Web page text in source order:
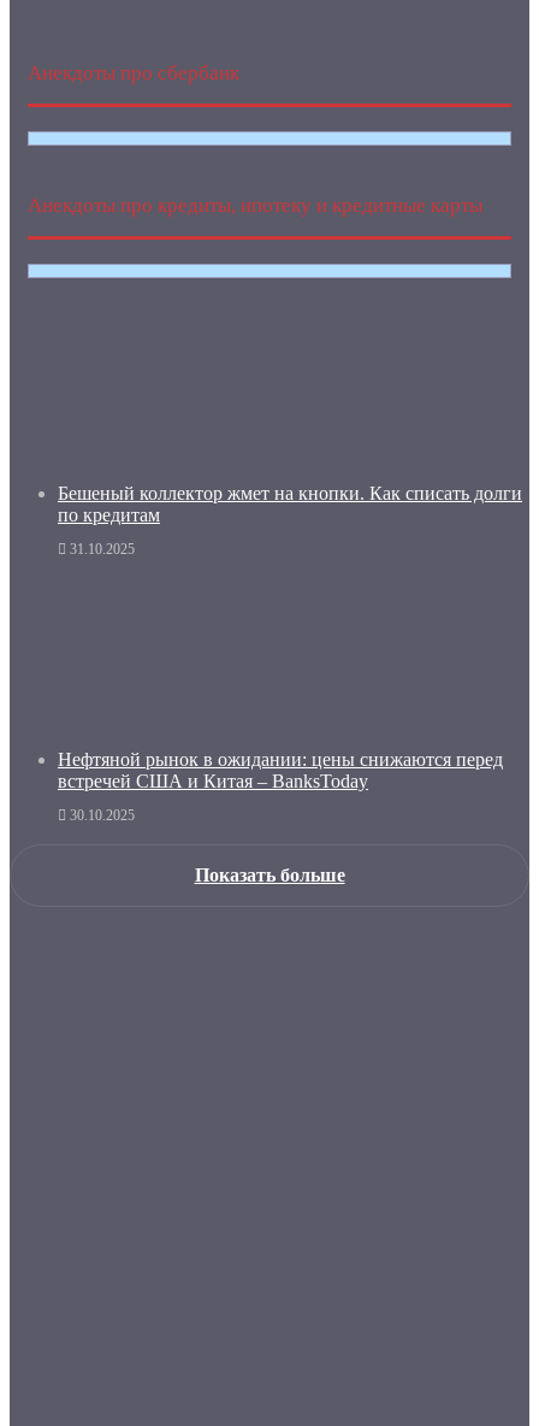
Анекдоты про сбербанк
Анекдоты про кредиты, ипотеку и кредитные карты
Бешеный коллектор жмет на кнопки. Как списать долги
по кредитам
31.10.2025
Нефтяной рынок в ожидании: цены снижаются перед
встречей США и Китая – BanksToday
30.10.2025
Показать больше